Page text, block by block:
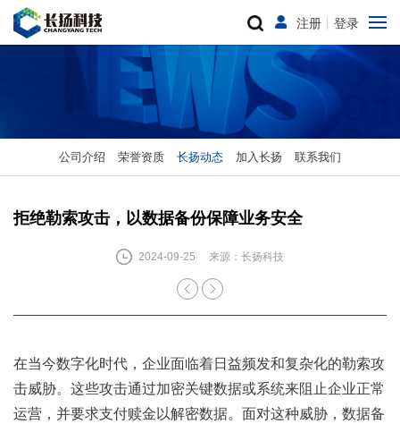
注册 丨登录
公司介绍 荣誉资质 长扬动态 加入长扬 联系我们
拒绝勒索攻击，以数据备份保障业务安全
2024-09-25 来源：长扬科技
在当今数字化时代，企业面临着日益频发和复杂化的勒索攻
击威胁。这些攻击通过加密关键数据或系统来阻止企业正常
运营，并要求支付赎金以解密数据。面对这种威胁，数据备